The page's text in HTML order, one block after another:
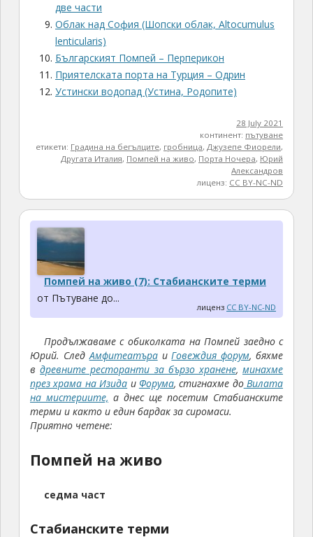
две части
Облак над София (Шопски облак, Altocumulus
lenticularis)
Българският Помпей – Перперикон
Приятелската порта на Турция – Одрин
Устински водопад (Устина, Родопите)
28 July 2021
континент: пътуване
етикети: Градина на бегълците, гробница,Джузепе Фиорели,
Другата Италия, Помпей на живо, Порта Ночера, Юрий
Александров
лиценз: CC BY-NC-ND
Помпей на живо (7): Стабианските терми
от Пътуване до...
лиценз CC BY-NC-ND
Продължаваме с обиколката на Помпей заедно с
Юрий. СледАмфитеатъраиГовеждия форум, бяхме
вдревните ресторанти за бързо хранене,минахме
през храма на Изида и Форума, стигнахме доВилата
на мистериите, а днес ще посетим Стабианските
терми и както и един бардак за сиромаси.
Приятно четене:
Помпей на живо
седма част
Стабианските терми